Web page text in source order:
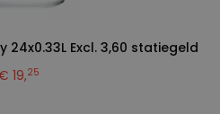
Excl. 3,60 statiegeld
19,25